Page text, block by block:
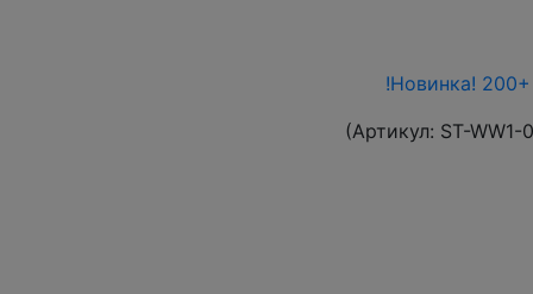
!Новинка!
(Артикул: ST-